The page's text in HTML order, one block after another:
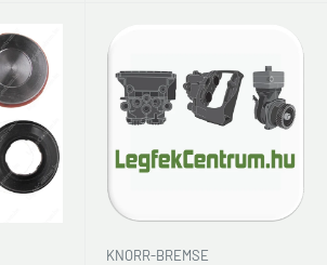
KNORR-BREMSE